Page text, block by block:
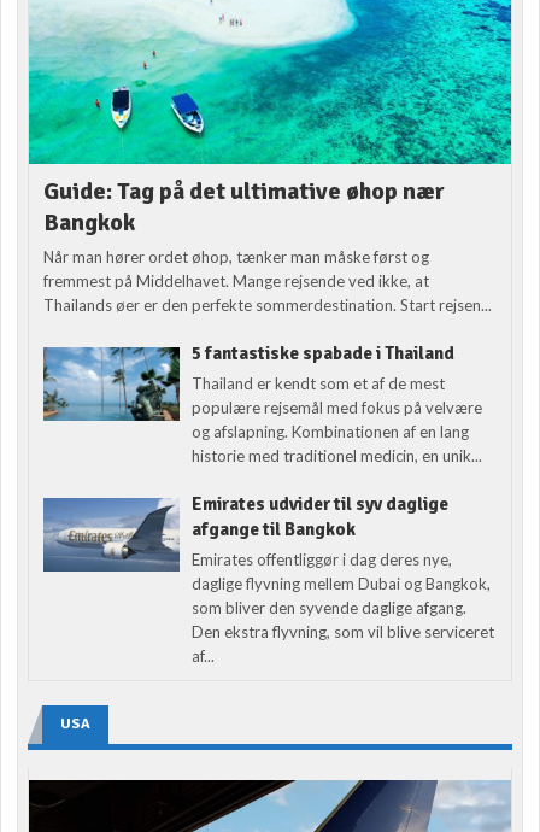
Guide: Tag på det ultimative øhop nær
Bangkok
Når man hører ordet øhop, tænker man måske først og
fremmest på Middelhavet. Mange rejsende ved ikke, at
Thailands øer er den perfekte sommerdestination. Start rejsen...
5 fantastiske spabade i Thailand
Thailand er kendt som et af de mest
populære rejsemål med fokus på velvære
og afslapning. Kombinationen af en lang
historie med traditionel medicin, en unik...
Emirates udvider til syv daglige
afgange til Bangkok
Emirates offentliggør i dag deres nye,
daglige flyvning mellem Dubai og Bangkok,
som bliver den syvende daglige afgang.
Den ekstra flyvning, som vil blive serviceret
af...
USA